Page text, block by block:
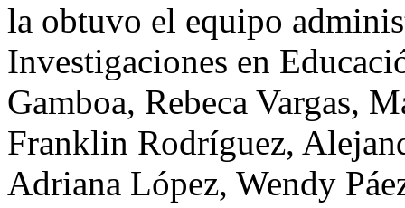
la obtuvo el equipo
Investigaciones en
Gamboa, Rebeca Vargas,
Franklin Rodríguez,
Adriana López, Wendy